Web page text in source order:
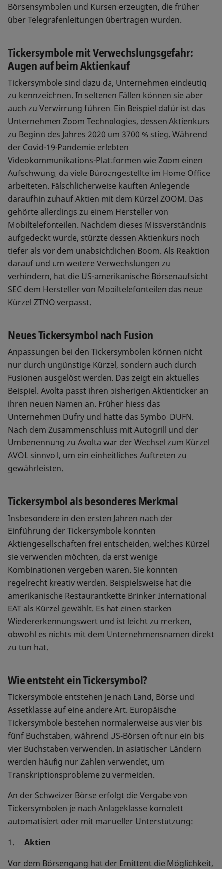
Börsensymbolen und Kursen erzeugten, die früher
über Telegrafenleitungen übertragen wurden.
Tickersymbole mit Verwechslungsgefahr:
Augen auf beim Aktienkauf
Tickersymbole sind dazu da, Unternehmen eindeutig
zu kennzeichnen. In seltenen Fällen können sie aber
auch zu Verwirrung führen. Ein Beispiel dafür ist das
Unternehmen Zoom Technologies, dessen Aktienkurs
zu Beginn des Jahres 2020 um 3700 % stieg. Während
der Covid-19-Pandemie erlebten
Videokommunikations-Plattformen wie Zoom einen
Aufschwung, da viele Büroangestellte im Home Office
arbeiteten. Fälschlicherweise kauften Anlegende
daraufhin zuhauf Aktien mit dem Kürzel ZOOM. Das
gehörte allerdings zu einem Hersteller von
Mobiltelefonteilen. Nachdem dieses Missverständnis
aufgedeckt wurde, stürzte dessen Aktienkurs noch
tiefer als vor dem unabsichtlichen Boom. Als Reaktion
darauf und um weitere Verwechslungen zu
verhindern, hat die US-amerikanische Börsenaufsicht
SEC dem Hersteller von Mobiltelefonteilen das neue
Kürzel ZTNO verpasst.
Neues Tickersymbol nach Fusion
Anpassungen bei den Tickersymbolen können nicht
nur durch ungünstige Kürzel, sondern auch durch
Fusionen ausgelöst werden. Das zeigt ein aktuelles
Beispiel. Avolta passt ihren bisherigen Aktienticker an
ihren neuen Namen an. Früher hiess das
Unternehmen Dufry und hatte das Symbol DUFN.
Nach dem Zusammenschluss mit Autogrill und der
Umbenennung zu Avolta war der Wechsel zum Kürzel
AVOL sinnvoll, um ein einheitliches Auftreten zu
gewährleisten.
Tickersymbol als besonderes Merkmal
Insbesondere in den ersten Jahren nach der
Einführung der Tickersymbole konnten
Aktiengesellschaften frei entscheiden, welches Kürzel
sie verwenden möchten, da erst wenige
Kombinationen vergeben waren. Sie konnten
regelrecht kreativ werden. Beispielsweise hat die
amerikanische Restaurantkette Brinker International
EAT als Kürzel gewählt. Es hat einen starken
Wiedererkennungswert und ist leicht zu merken,
obwohl es nichts mit dem Unternehmensnamen direkt
zu tun hat.
Wie entsteht ein Tickersymbol?
Tickersymbole entstehen je nach Land, Börse und
Assetklasse auf eine andere Art. Europäische
Tickersymbole bestehen normalerweise aus vier bis
fünf Buchstaben, während US-Börsen oft nur ein bis
vier Buchstaben verwenden. In asiatischen Ländern
werden häufig nur Zahlen verwendet, um
Transkriptionsprobleme zu vermeiden.
An der Schweizer Börse erfolgt die Vergabe von
Tickersymbolen je nach Anlageklasse komplett
automatisiert oder mit manueller Unterstützung:
1. Aktien
Vor dem Börsengang hat der Emittent die Möglichkeit,